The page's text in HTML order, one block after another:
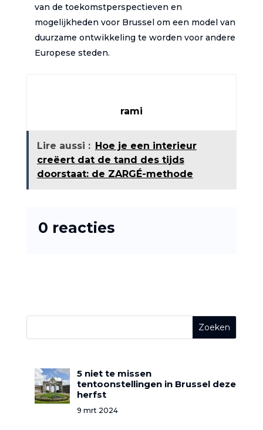
van de toekomstperspectieven en
mogelijkheden voor Brussel om een model van
duurzame ontwikkeling te worden voor andere
Europese steden.
rami
Lire aussi : Hoe je een interieur
creëert dat de tand des tijds
doorstaat: de ZARGÉ-methode
0 reacties
5 niet te missen
tentoonstellingen in Brussel deze
herfst
9 mrt 2024